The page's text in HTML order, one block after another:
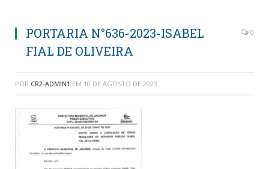
PORTARIA N°636-2023-ISABEL
FIAL DE OLIVEIRA
0
POR CR2-ADMIN1 EM 10 DE AGOSTO DE 2023